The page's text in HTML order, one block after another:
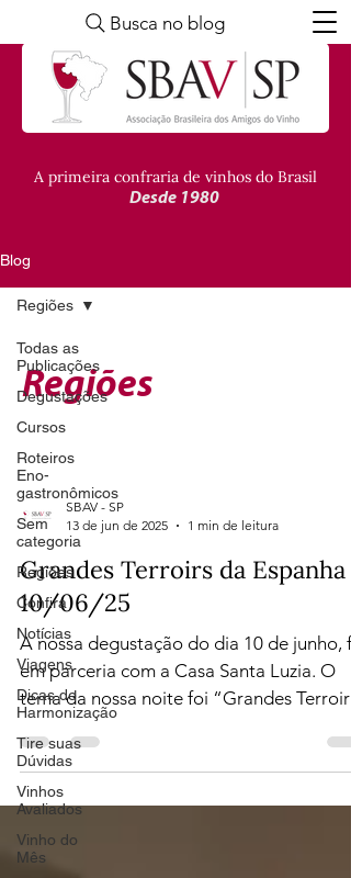
A primeira confraria de vinhos do Brasil
Desde 1980
Busca no blog
Blog
Todas as
Publicações
Degustações
Cursos
Roteiros
Eno-
gastronômicos
Sem
categoria
Regiões
Confira
Notícias
Viagens
Dicas de
Harmonização
Tire suas
Dúvidas
Vinhos
Avaliados
Vinho do
Mês
Regiões
Regiões
SBAV - SP
13 de jun de 2025
1 min de leitura
Grandes Terroirs da Espanha -
10/06/25
A nossa degustação do dia 10 de junho,
em parceria com a Casa Santa Luzia. O
tema da nossa noite foi “Grandes Terroirs
da Espanha”....